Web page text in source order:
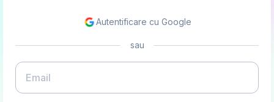
Autentificare cu Google
sau